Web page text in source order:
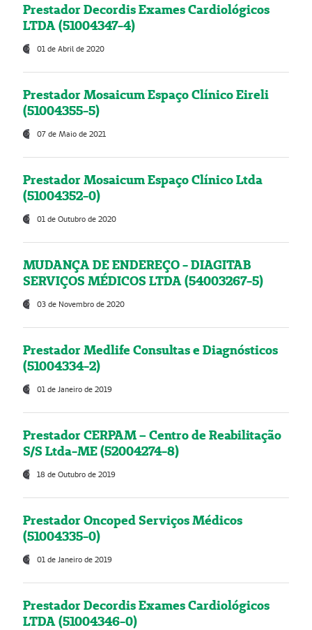
Prestador Decordis Exames Cardiológicos
LTDA (51004347-4)
01 de Abril de 2020
Prestador Mosaicum Espaço Clínico Eireli
(51004355-5)
07 de Maio de 2021
Prestador Mosaicum Espaço Clínico Ltda
(51004352-0)
01 de Outubro de 2020
MUDANÇA DE ENDEREÇO - DIAGITAB
SERVIÇOS MÉDICOS LTDA (54003267-5)
03 de Novembro de 2020
Prestador Medlife Consultas e Diagnósticos
(51004334-2)
01 de Janeiro de 2019
Prestador CERPAM – Centro de Reabilitação
S/S Ltda-ME (52004274-8)
18 de Outubro de 2019
Prestador Oncoped Serviços Médicos
(51004335-0)
01 de Janeiro de 2019
Prestador Decordis Exames Cardiológicos
LTDA (51004346-0)